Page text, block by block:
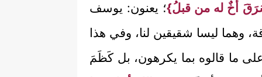
أخٌ له من قبلُ}؛ يعنون: يوسف
وهما ليسا شقيقين لنا، وفي هذا
ما قالوه بما يكرهون، بل كَظَمَ